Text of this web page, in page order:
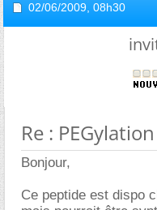
02/06/2009, 08h30
Re :
Bonjour,
Ce peptide est dispo